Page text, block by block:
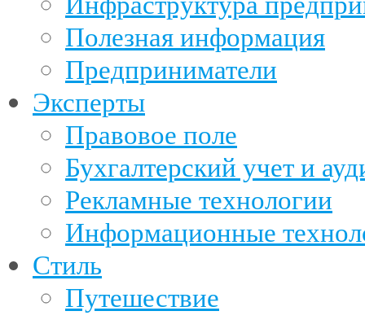
Полезная информация
Предприниматели
Эксперты
Правовое поле
Бухгалтерский учет и
Рекламные технологии
Информационные
Стиль
Путешествие